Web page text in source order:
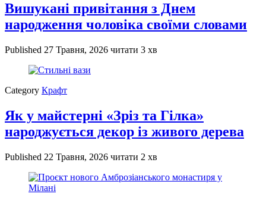
Вишукані привітання з Днем
народження чоловіка своїми словами
Published 27 Травня, 2026 читати 3 хв
Category Крафт
Як у майстерні «Зріз та Гілка»
народжується декор із живого дерева
Published 22 Травня, 2026 читати 2 хв